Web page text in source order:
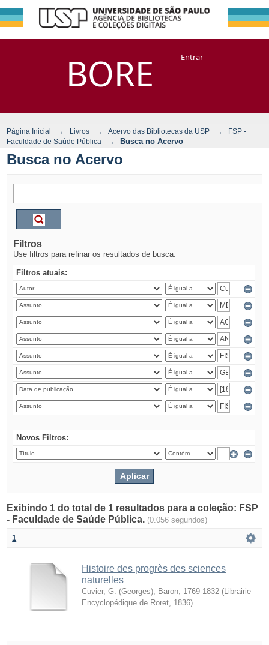
BORE
Busca no Acervo
DSpace/Manakin + CoriscoEntrar
Página Inicial → Livros → Acervo das Bibliotecas da USP →
FSP -
Faculdade de Saúde Pública
→ Busca no Acervo
Busca no Acervo
Filtros
Use filtros para refinar os resultados de busca.
Filtros atuais:
Novos Filtros:
Exibindo 1 do total de 1 resultados para a coleção: FSP
- Faculdade de Saúde Pública. (0.056 segundos)
1
Histoire des progrès des sciences
naturelles
Cuvier, G. (Georges), Baron, 1769-1832 ( Librairie
Encyclopédique de Roret 1836)